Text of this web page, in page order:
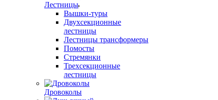
Лестницы
Вышки-туры
Двухсекционные
лестницы
Лестницы трансформеры
Помосты
Стремянки
Трехсекционные
лестницы
Дровоколы